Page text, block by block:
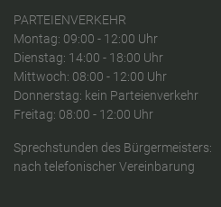
PARTEIENVERKEHR
Montag: 09:00 - 12:00 Uhr
Dienstag: 14:00 - 18:00 Uhr
Mittwoch: 08:00 - 12:00 Uhr
Donnerstag: kein Parteienverkehr
Freitag: 08:00 - 12:00 Uhr
Sprechstunden des Bürgermeisters:
nach telefonischer Vereinbarung